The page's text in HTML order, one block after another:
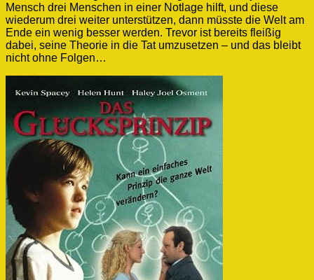
Mensch drei Menschen in einer Notlage hilft, und diese
wiederum drei weiter unterstützen, dann müsste die Welt am
Ende ein wenig besser werden. Trevor ist bereits fleißig
dabei, seine Theorie in die Tat umzusetzen – und das bleibt
nicht ohne Folgen…